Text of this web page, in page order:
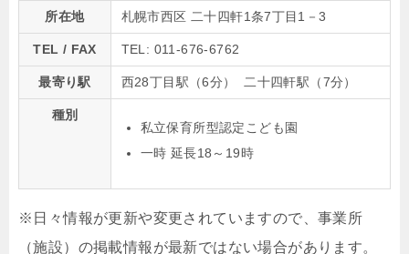
所在地 札幌市西区 二十四軒1条7丁目1－3
TEL / FAX TEL: 011-676-6762
最寄り駅 西28丁目駅（6分） 二十四軒駅（7分）
種別
私立保育所型認定こども園
一時 延長18～19時
※日々情報が更新や変更されていますので、事業所
（施設）の掲載情報が最新ではない場合があります。